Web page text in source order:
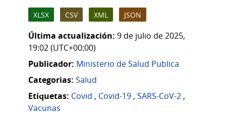
XLSX CSV XML JSON
Última actualización: 9 de julio de 2025,
19:02 (UTC+00:00)
Publicador: Ministerio de Salud Publica
Categorias: Salud
Etiquetas: Covid , Covid-19 , SARS-CoV-2 ,
Vacunas